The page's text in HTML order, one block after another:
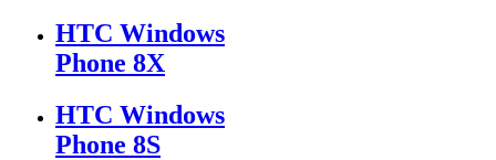
HTC Windows
Phone 8X
HTC Windows
Phone 8S